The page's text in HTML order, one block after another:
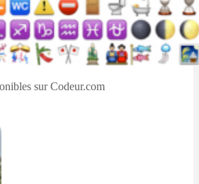
sur Codeur.com